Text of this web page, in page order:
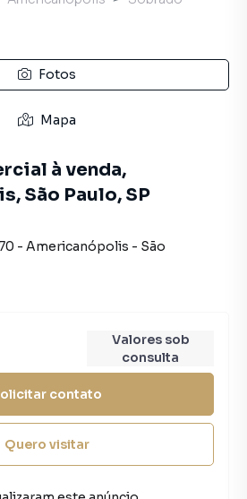
Fotos
Mapa
à venda,
São Paulo, SP
- Americanópolis - São
Valores sob
consulta
contato
Quero visitar